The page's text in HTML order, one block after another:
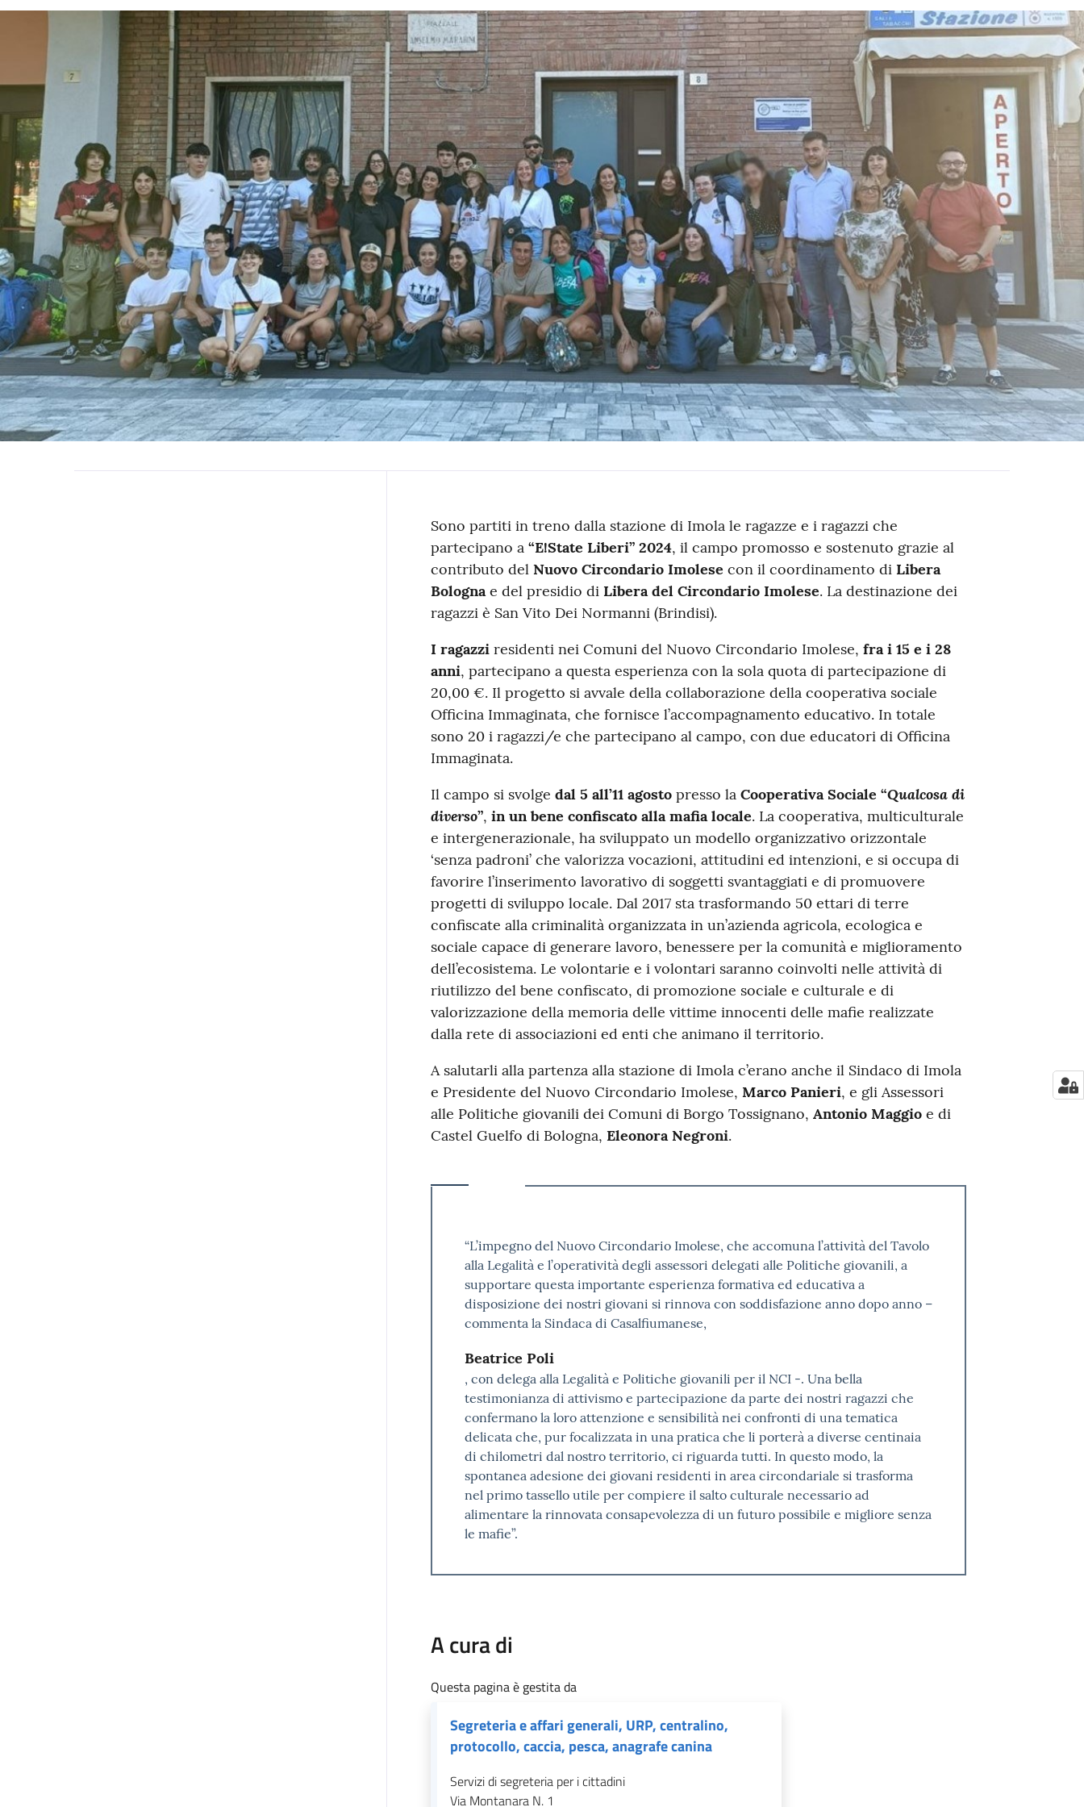
Contenuto
Sono partiti in treno dalla stazione di Imola le ragazze e i ragazzi che
partecipano a “E!State Liberi” 2024, il campo promosso e sostenuto grazie al
contributo del Nuovo Circondario Imolese con il coordinamento di Libera
Bolognae del presidio di Libera del Circondario Imolese. La destinazione dei
ragazzi è San Vito Dei Normanni (Brindisi).
I ragazziresidenti nei Comuni del Nuovo Circondario Imolese, fra i 15 e i 28
anni, partecipano a questa esperienza con la sola quota di partecipazione di
20,00 €. Il progetto si avvale della collaborazione della cooperativa sociale
Officina Immaginata, che fornisce l’accompagnamento educativo. In totale
sono 20 i ragazzi/e che partecipano al campo, con due educatori di Officina
Immaginata.
Il campo si svolge dal 5 all’11 agostopresso la Cooperativa Sociale “Qualcosa di
diverso”, in un bene confiscato alla mafia locale. La cooperativa, multiculturale
e intergenerazionale, ha sviluppato un modello organizzativo orizzontale
‘senza padroni’ che valorizza vocazioni, attitudini ed intenzioni, e si occupa di
favorire l’inserimento lavorativo di soggetti svantaggiati e di promuovere
progetti di sviluppo locale. Dal 2017 sta trasformando 50 ettari di terre
confiscate alla criminalità organizzata in un’azienda agricola, ecologica e
sociale capace di generare lavoro, benessere per la comunità e miglioramento
dell’ecosistema. Le volontarie e i volontari saranno coinvolti nelle attività di
riutilizzo del bene confiscato, di promozione sociale e culturale e di
valorizzazione della memoria delle vittime innocenti delle mafie realizzate
dalla rete di associazioni ed enti che animano il territorio.
A salutarli alla partenza alla stazione di Imola c’erano anche il Sindaco di Imola
e Presidente del Nuovo Circondario Imolese, Marco Panieri, e gli Assessori
alle Politiche giovanili dei Comuni di Borgo Tossignano, Antonio Maggioe di
Castel Guelfo di Bologna, Eleonora Negroni.
“L’impegno del Nuovo Circondario Imolese, che accomuna l’attività del Tavolo
alla Legalità e l’operatività degli assessori delegati alle Politiche giovanili, a
supportare questa importante esperienza formativa ed educativa a
disposizione dei nostri giovani si rinnova con soddisfazione anno dopo anno –
commenta la Sindaca di Casalfiumanese,
Beatrice Poli
, con delega alla Legalità e Politiche giovanili per il NCI -. Una bella
testimonianza di attivismo e partecipazione da parte dei nostri ragazzi che
confermano la loro attenzione e sensibilità nei confronti di una tematica
delicata che, pur focalizzata in una pratica che li porterà a diverse centinaia
di chilometri dal nostro territorio, ci riguarda tutti. In questo modo, la
spontanea adesione dei giovani residenti in area circondariale si trasforma
nel primo tassello utile per compiere il salto culturale necessario ad
alimentare la rinnovata consapevolezza di un futuro possibile e migliore senza
le mafie”.
A cura di
Questa pagina è gestita da
Segreteria e affari generali, URP, centralino,
protocollo, caccia, pesca, anagrafe canina
Servizi di segreteria per i cittadini
Via Montanara N. 1